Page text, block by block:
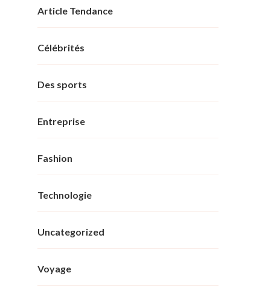
Article Tendance
Célébrités
Des sports
Entreprise
Fashion
Technologie
Uncategorized
Voyage